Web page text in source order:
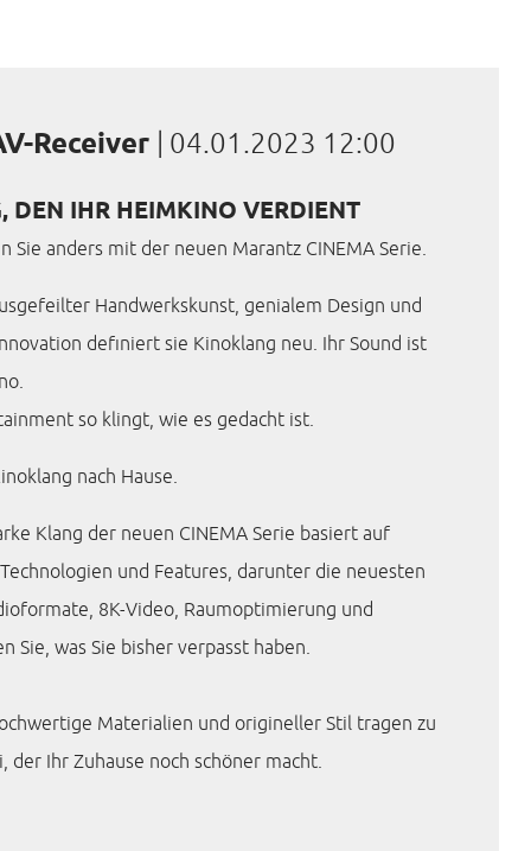
Receiver 04.01.2023 12:00
DEN IHR HEIMKINO VERDIENT
Sie anders mit der neuen Marantz CINEMA Serie.
Handwerkskunst, genialem Design und
definiert sie Kinoklang neu. Ihr Sound ist
so klingt, wie es gedacht ist.
nach Hause.
Klang der neuen CINEMA Serie basiert auf
und Features, darunter die neuesten
8K-Video, Raumoptimierung und
Sie, was Sie bisher verpasst haben.
Materialien und origineller Stil tragen zu
der Ihr Zuhause noch schöner macht.